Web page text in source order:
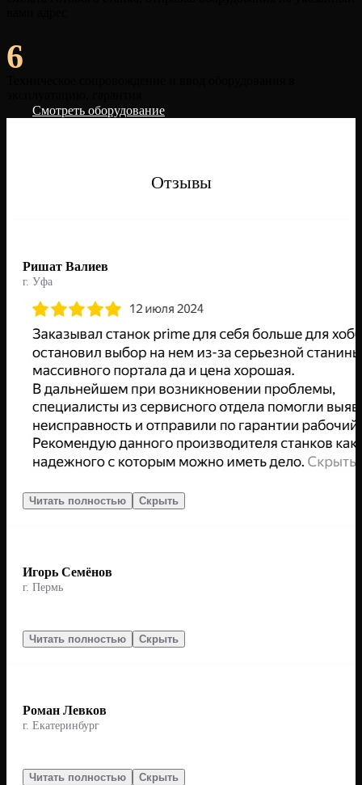
6
Смотреть оборудование
Отзывы
Ришат Валиев
г. Уфа
Читать полностью Скрыть
Игорь Семёнов
г. Пермь
Читать полностью Скрыть
Роман Левков
г. Екатеринбург
Читать полностью Скрыть